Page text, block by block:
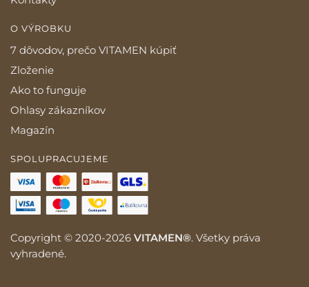
O VÝROBKU
7 dôvodov, prečo VITAMEN kúpiť
Zloženie
Ako to funguje
Ohlasy zákazníkov
Magazín
SPOLUPRACUJEME
Copyright © 2020-2026 VITAMEN®. Všetky práva
vyhradené.